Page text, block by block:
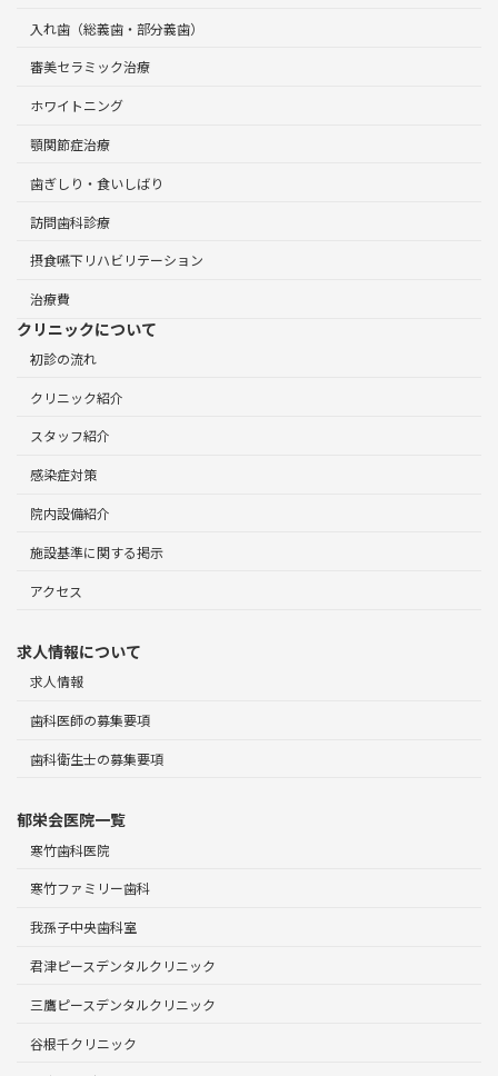
入れ歯（総義歯・部分義歯）
審美セラミック治療
ホワイトニング
顎関節症治療
歯ぎしり・食いしばり
訪問歯科診療
摂食嚥下リハビリテーション
治療費
クリニックについて
初診の流れ
クリニック紹介
スタッフ紹介
感染症対策
院内設備紹介
施設基準に関する掲示
アクセス
求人情報について
求人情報
歯科医師の募集要項
歯科衛生士の募集要項
郁栄会医院一覧
寒竹歯科医院
寒竹ファミリー歯科
我孫子中央歯科室
君津ピースデンタルクリニック
三鷹ピースデンタルクリニック
谷根千クリニック